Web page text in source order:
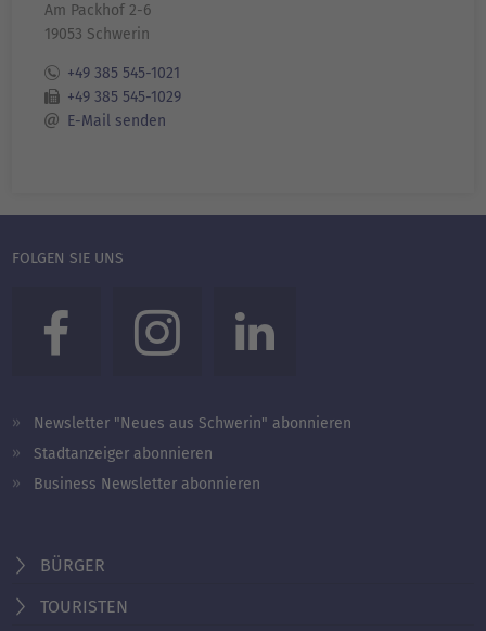
Am Packhof 2-6
19053 Schwerin
+49 385 545-1021
+49 385 545-1029
E-Mail senden
FOLGEN SIE UNS
Newsletter "Neues aus Schwerin" abonnieren
Stadtanzeiger abonnieren
Business Newsletter abonnieren
BÜRGER
TOURISTEN